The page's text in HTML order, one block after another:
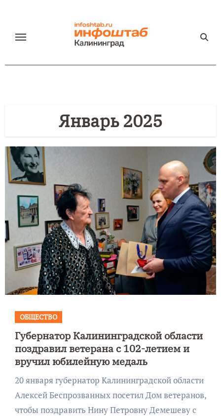
содержанию
Январь 2025
ОБЩЕСТВО
Губернатор Калининградской области
поздравил ветерана с 102-летием и
вручил юбилейную медаль
20 января губернатор Калининградской области
Алексей Беспрозванных посетил Дом ветеранов,
чтобы поздравить Нину Петровну Демешеву с